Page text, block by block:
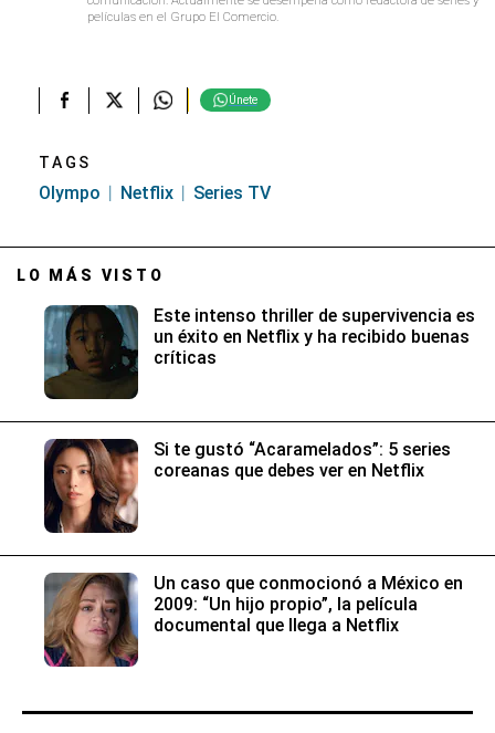
películas en el Grupo El Comercio.
Únete
TAGS
Olympo Netflix Series TV
LO MÁS VISTO
Este intenso thriller de supervivencia es
un éxito en Netflix y ha recibido buenas
críticas
Si te gustó “Acaramelados”: 5 series
coreanas que debes ver en Netflix
Un caso que conmocionó a México en
2009: “Un hijo propio”, la película
documental que llega a Netflix